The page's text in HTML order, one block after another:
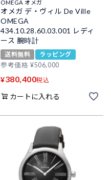
OMEGA オメガ
オメガ デ・ヴィル De Ville
OMEGA
434.10.28.60.03.001 レディ
ース 腕時計
送料無料
ラッピング
参考価格 ¥506,000
¥380,400税込
カートに入れる